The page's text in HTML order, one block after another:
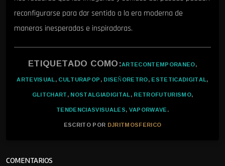
reconfigurarse para dar sentido a la era moderna de
maneras inesperadas e inspiradoras.
ETIQUETADO COMO:ARTECONTEMPORANEO,
ARTEVISUAL,CULTURAPOP,DISEÑORETRO,ESTETICADIGITAL,
GLITCHART,NOSTALGIADIGITAL,RETROFUTURISMO,
TENDENCIASVISUALES,VAPORWAVE.
ESCRITO POR DJRITMOSFERICO
COMENTARIOS